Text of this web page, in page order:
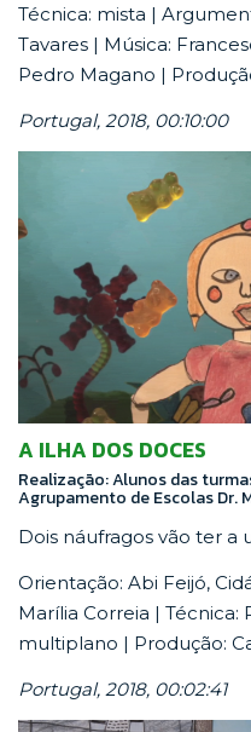
Técnica: mista |
Tavares | Música:
Pedro Magano |
Portugal, 2018, 00:10:00
A ILHA DOS DOCES
Realização: Alunos das
Agrupamento de Escolas Dr.
Dois náufragos vão ter a
Orientação: Abi Feijó,
Marília Correia |
multiplano | Produção:
Portugal, 2018, 00:02:41